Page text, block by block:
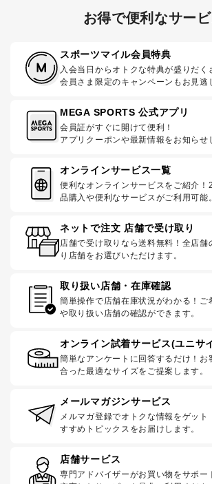
お得で便利なサー
スポーツマイル会員特典
入会当日からオトクな特典が盛りだく
会員さま限定のキャンペーンもお見逃
MEGA SPORTS 公式アプリ
会員証がすぐに開けて便利！
アプリクーポンや最新情報をお知らせ
オンラインサービス一覧
便利なオンラインサービスをご紹介
品購入や便利なサービスがご利用可能。
ネットで注文 店舗で受け取り
店舗で受け取りなら送料無料！全店舗
り店舗をお選びいただけます。
取り扱い店舗・在庫確認
簡単操作で店舗在庫状況がわかる！ご
や取り扱い店舗の確認ができます。
オンライン試着サービス(ユニサ
簡単なアンケートに回答するだけ！お
合った最適なサイズをご提案します。
メールマガジンサービス
メルマガ登録でオトクな情報をゲット
すすめトピックスをお届けします。
店舗サービス
専門アドバイザーがお買い物をサポー